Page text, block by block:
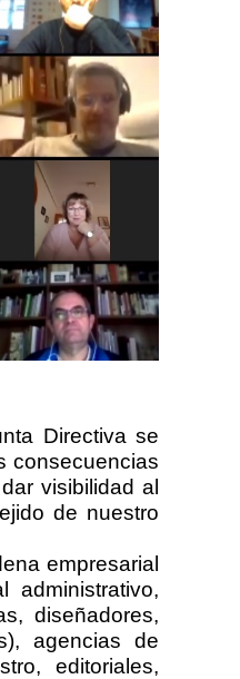
Directiva se
consecuencias
visibilidad al
de nuestro
empresarial
diseñadores,
agencias de
editoriales,